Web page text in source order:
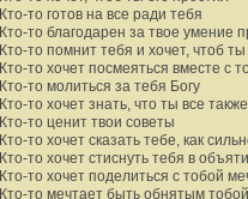
Кто-то готов на все ради тебя
Кто-то благодарен за твое умение
Кто-то помнит тебя и хочет, чтоб
Кто-то хочет посмеяться вместе с
Кто-то молиться за тебя Богу
Кто-то хочет знать, что ты все
Кто-то ценит твои советы
Кто-то хочет сказать тебе, как
Кто-то хочет стиснуть тебя в
Кто-то хочет поделиться с тобой
Кто-то мечтает быть обнятым тобой